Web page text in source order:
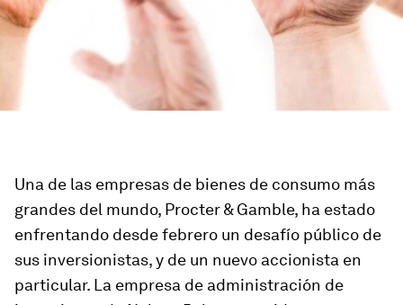
Una de las empresas de bienes de consumo más
grandes del mundo, Procter & Gamble, ha estado
enfrentando desde febrero un desafío público de
sus inversionistas, y de un nuevo accionista en
particular. La empresa de administración de